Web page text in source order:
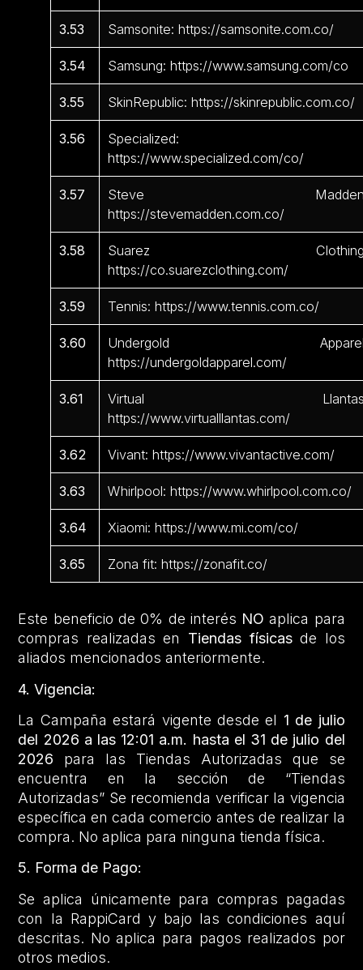
3.53 Samsonite: https://samsonite.com.co/
3.54 Samsung: https://www.samsung.com/co
3.55 SkinRepublic: https://skinrepublic.com.co/
3.56
Specialized:
https://www.specialized.com/co/
3.57
Steve
https://stevemadden.com.co/
3.58
Suarez
https://co.suarezclothing.com/
3.59 Tennis: https://www.tennis.com.co/
3.60
Undergold
https://undergoldapparel.com/
3.61
Virtual
https://www.virtualllantas.com/
3.62 Vivant: https://www.vivantactive.com/
3.63 Whirlpool: https://www.whirlpool.com.co/
3.64 Xiaomi: https://www.mi.com/co/
3.65 Zona fit: https://zonafit.co/
Este beneficio de 0% de interés NOaplica para
compras realizadas en Tiendas físicasde los
aliados mencionados anteriormente.
4. Vigencia:
La Campaña estará vigente desde el 1 de julio
del 2026 a las 12:01 a.m. hasta el 31 de julio del
2026 para las Tiendas Autorizadas que se
encuentra en la sección de “Tiendas
Autorizadas” Se recomienda verificar la vigencia
específica en cada comercio antes de realizar la
compra. No aplica para ninguna tienda física.
5. Forma de Pago:
Se aplica únicamente para compras pagadas
con la RappiCard y bajo las condiciones aquí
descritas. No aplica para pagos realizados por
otros medios.